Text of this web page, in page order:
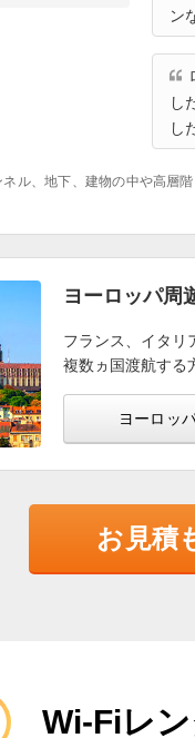
ン
し
し
ル、地下、建物の中や高層
ヨーロッパ周
フランス、イタリ
複数ヵ国渡航する
ヨーロッ
お見積
Wi-Fiレ